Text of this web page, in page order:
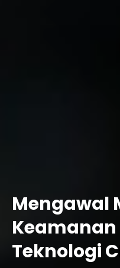
Mengawal
Teknologi